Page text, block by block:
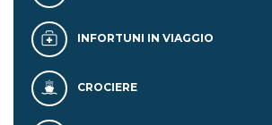
INFORTUNI IN VIAGGIO
CROCIERE